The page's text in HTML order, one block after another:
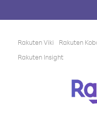
Rakuten Viki Rakuten
Rakuten Insight